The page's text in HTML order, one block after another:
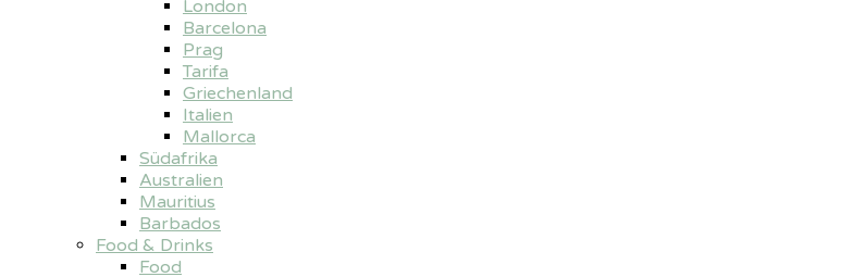
London
Barcelona
Prag
Tarifa
Griechenland
Italien
Mallorca
Südafrika
Australien
Mauritius
Barbados
Food & Drinks
Food